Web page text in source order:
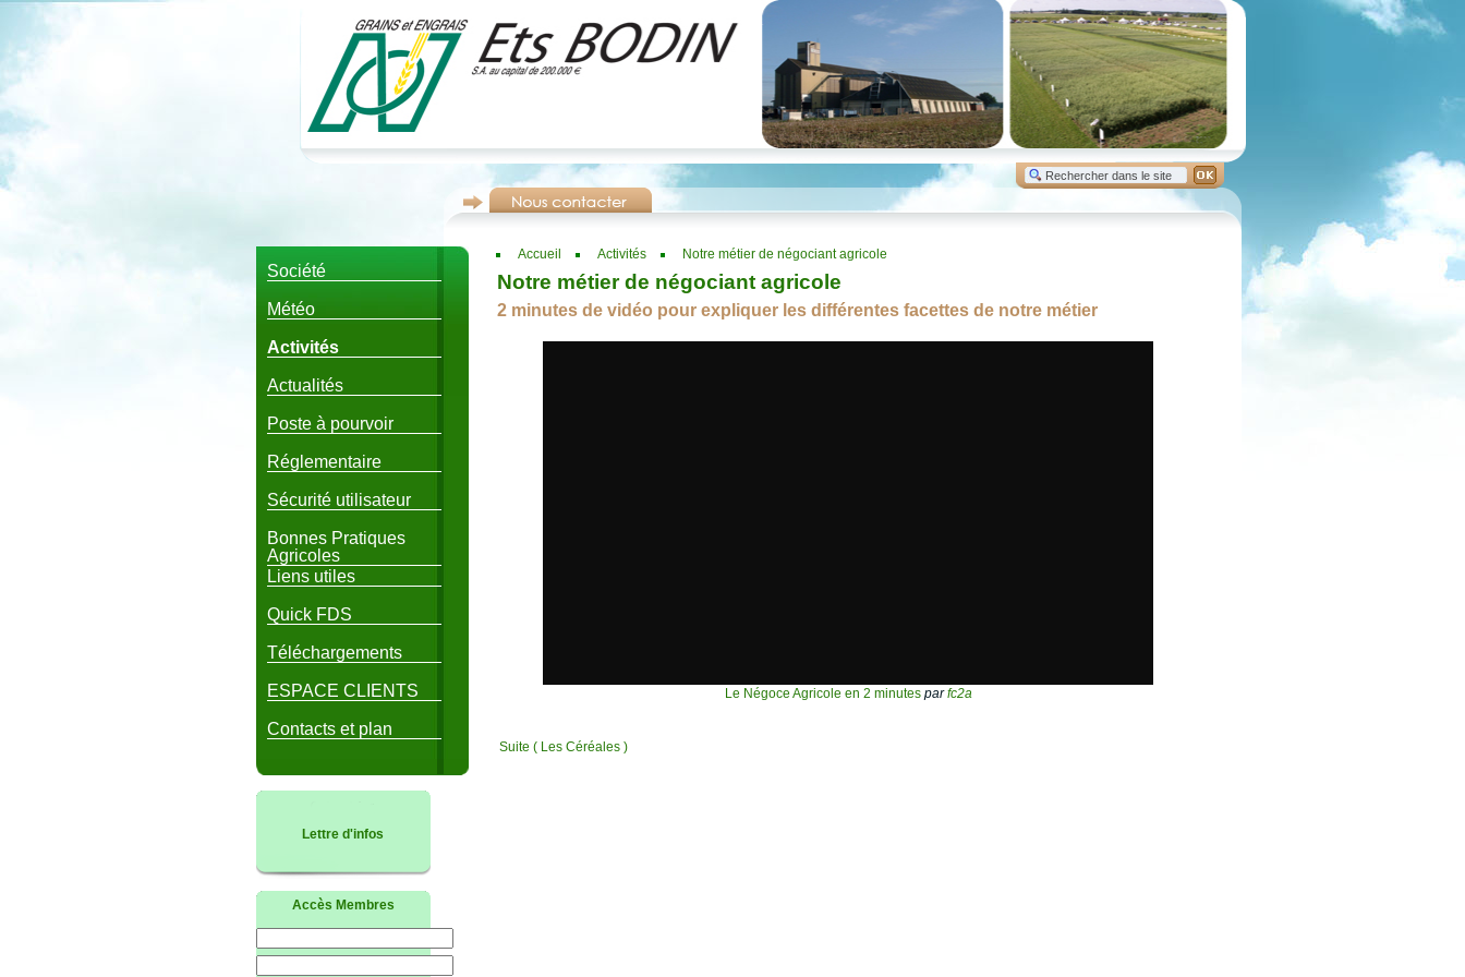
Société
Météo
Activités
Actualités
Poste à pourvoir
Réglementaire
Sécurité utilisateur
Bonnes Pratiques
Agricoles
Liens utiles
Quick FDS
Téléchargements
ESPACE CLIENTS
Contacts et plan
Lettre d'infos
Accès Membres
Accueil Activités Notre métier de négociant agricole
Notre métier de négociant agricole
2 minutes de vidéo pour expliquer les différentes facettes de notre métier
Le Négoce Agricole en 2 minutes parfc2a
Suite ( Les Céréales )